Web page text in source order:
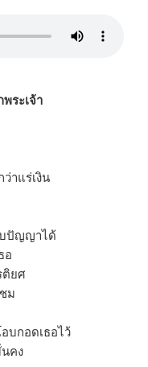
ระเจ้า
าแร่เงิน
บปัญญาได้
อ
ติยศ
ม
บกอดเธอไว้
คง